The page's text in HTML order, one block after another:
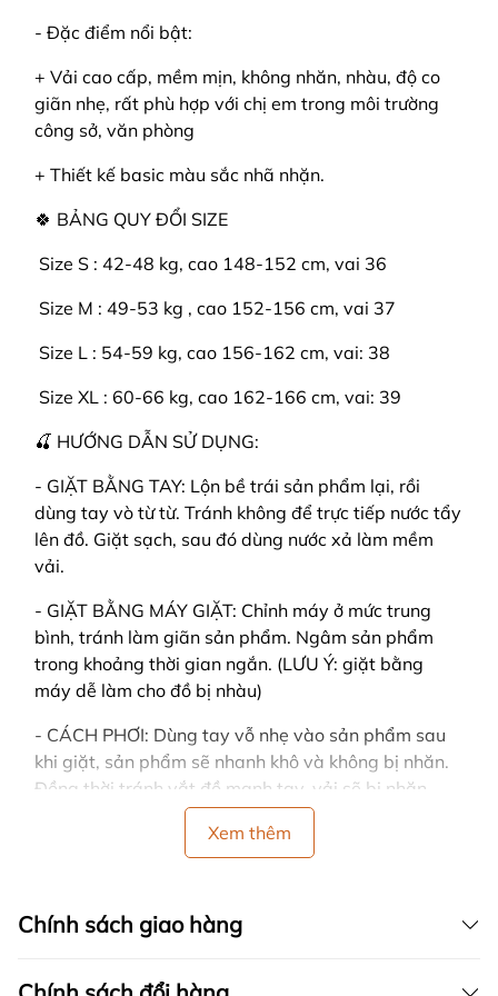
- Đặc điểm nổi bật:
+ Vải cao cấp, mềm mịn, không nhăn, nhàu, độ co
giãn nhẹ, rất phù hợp với chị em trong môi trường
công sở, văn phòng
+ Thiết kế basic màu sắc nhã nhặn.
🍀 BẢNG QUY ĐỔI SIZE
️ Size S : 42-48 kg, cao 148-152 cm, vai 36
️ Size M : 49-53 kg , cao 152-156 cm, vai 37
️ Size L : 54-59 kg, cao 156-162 cm, vai: 38
️ Size XL : 60-66 kg, cao 162-166 cm, vai: 39
🍒 HƯỚNG DẪN SỬ DỤNG:
- GIẶT BẰNG TAY: Lộn bề trái sản phẩm lại, rồi
dùng tay vò từ từ. Tránh không để trực tiếp nước tẩy
lên đồ. Giặt sạch, sau đó dùng nước xả làm mềm
vải.
- GIẶT BẰNG MÁY GIẶT: Chỉnh máy ở mức trung
bình, tránh làm giãn sản phẩm. Ngâm sản phẩm
trong khoảng thời gian ngắn. (LƯU Ý: giặt bằng
máy dễ làm cho đồ bị nhàu)
- CÁCH PHƠI: Dùng tay vỗ nhẹ vào sản phẩm sau
khi giặt, sản phẩm sẽ nhanh khô và không bị nhăn.
Đồng thời tránh vắt đồ mạnh tay, vải sẽ bị nhăn.
- Nên phơi ở nơi có nhiều gió, trải thẳng khi phơi và
tránh nơi có ánh nắng gay gắt hoặc trực tiếp, sản
- Nên phân loại quần áo cùng màu, cùng chất liệu
Xem thêm
Chính sách giao hàng